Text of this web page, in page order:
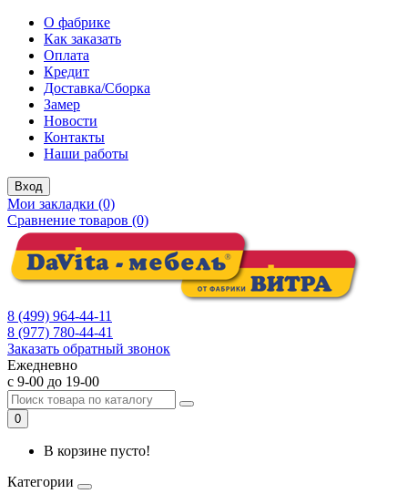
О фабрике
Как заказать
Оплата
Кредит
Доставка/Сборка
Замер
Новости
Контакты
Наши работы
Вход
Мои закладки (0)
Сравнение товаров (0)
8 (499) 964-44-11
8 (977) 780-44-41
Заказать обратный звонок
Ежедневно
с 9-00 до 19-00
0
В корзине пусто!
Категории